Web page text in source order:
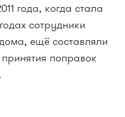
года, когда стала
сотрудники
ещё составляли
поправок